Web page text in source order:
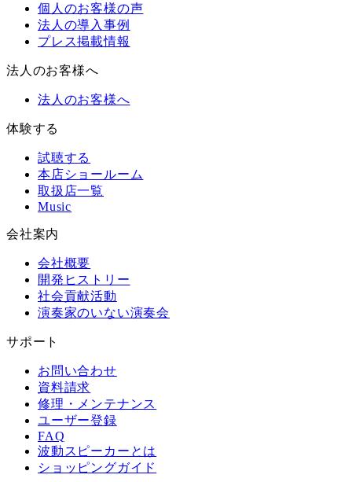
個人のお客様の声
法人の導入事例
プレス掲載情報
法人のお客様へ
法人のお客様へ
体験する
試聴する
本店ショールーム
取扱店一覧
Music
会社案内
会社概要
開発ヒストリー
社会貢献活動
演奏家のいない演奏会
サポート
お問い合わせ
資料請求
修理・メンテナンス
ユーザー登録
FAQ
波動スピーカーとは
ショッピングガイド